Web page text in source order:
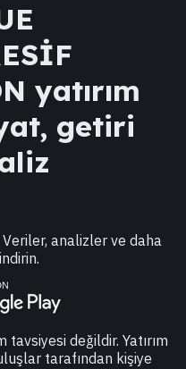
yatırım
getiri
analizler ve daha
değildir. Yatırım
tarafından kişiye